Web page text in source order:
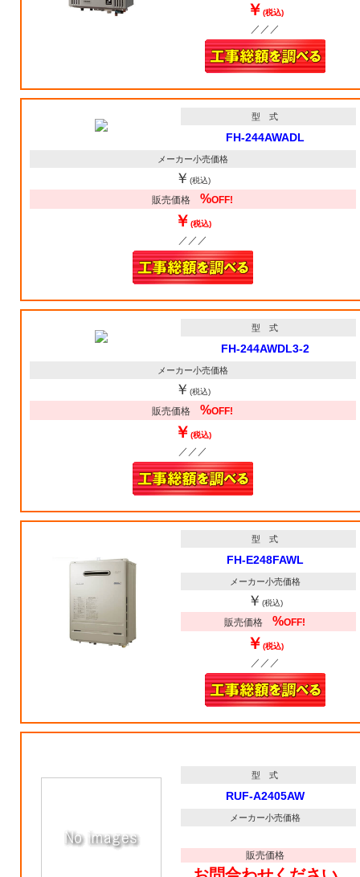
￥ (税込)
／／／
型 式
FH-244AWADL
メーカー小売価格
￥ (税込)
販売価格%OFF!
￥ (税込)
／／／
型 式
FH-244AWDL3-2
メーカー小売価格
￥ (税込)
販売価格%OFF!
￥ (税込)
／／／
型 式
FH-E248FAWL
メーカー小売価格
￥ (税込)
販売価格%OFF!
￥ (税込)
／／／
型 式
RUF-A2405AW
メーカー小売価格
販売価格